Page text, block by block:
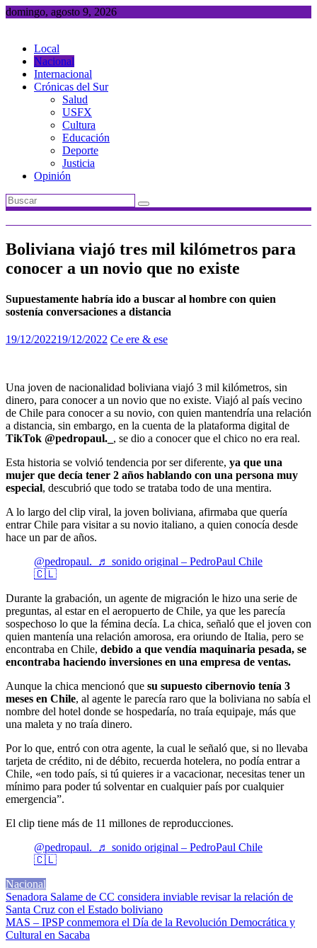
Saltar
domingo, agosto 9, 2026
Local
Nacional
Internacional
Crónicas del Sur
Salud
USFX
Cultura
Educación
Deporte
Justicia
Opinión
Boliviana viajó tres mil kilómetros para
conocer a un novio que no existe
Supuestamente habría ido a buscar al hombre con quien
sostenía conversaciones a distancia
19/12/202219/12/2022 Ce ere & ese
Una joven de nacionalidad boliviana viajó 3 mil kilómetros, sin
dinero, para conocer a un novio que no existe. Viajó al país vecino
de Chile para conocer a su novio, con quien mantendría una relación
a distancia, sin embargo, en la cuenta de la plataforma digital de
TikTok @pedropaul._ , se dio a conocer que el chico no era real.
Esta historia se volvió tendencia por ser diferente, ya que una
mujer que decía tener 2 años hablando con una persona muy
especial, descubrió que todo se trataba todo de una mentira.
A lo largo del clip viral, la joven boliviana, afirmaba que quería
entrar Chile para visitar a su novio italiano, a quien conocía desde
hace un par de años.
@pedropaul._
♬ sonido original – PedroPaul Chile
🇨🇱
Durante la grabación, un agente de migración le hizo una serie de
preguntas, al estar en el aeropuerto de Chile, ya que les parecía
sospechoso lo que la fémina decía. La chica, señaló que el joven con
quien mantenía una relación amorosa, era oriundo de Italia, pero se
encontraba en Chile, debido a que vendía maquinaria pesada, se
encontraba haciendo inversiones en una empresa de ventas.
Aunque la chica mencionó que su supuesto cibernovio tenía 3
meses en Chile, al agente le parecía raro que la boliviana no sabía el
nombre del hotel donde se hospedaría, no traía equipaje, más que
una maleta y no traía dinero.
Por lo que, entró con otra agente, la cual le señaló que, si no llevaba
tarjeta de crédito, ni de débito, recuerda hotelera, no podía entrar a
Chile, «en todo país, si tú quieres ir a vacacionar, necesitas tener un
mínimo para poder tú solventar en cualquier país por cualquier
emergencia”.
El clip tiene más de 11 millones de reproducciones.
@pedropaul._
♬ sonido original – PedroPaul Chile
🇨🇱
Nacional
Navegación
de
entradas
Senadora Salame de CC considera inviable revisar la relación de
Santa Cruz con el Estado boliviano
MAS – IPSP conmemora el Día de la Revolución Democrática y
Cultural en Sacaba